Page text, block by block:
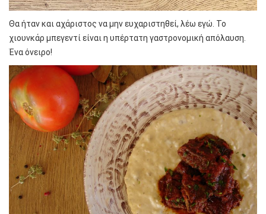
Θα ήταν και αχάριστος να μην ευχαριστηθεί, λέω εγώ. Το
χιουνκάρ μπεγεντί είναι η υπέρτατη γαστρονομική απόλαυση.
Ένα όνειρο!